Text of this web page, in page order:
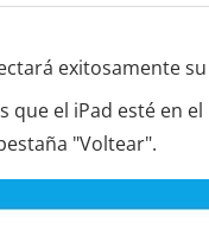
exitosamente
el iPad esté en
"Voltear".